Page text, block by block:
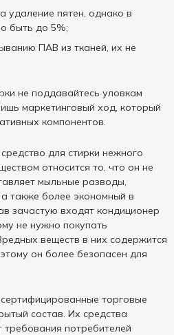
удаление пятен, однако в
быть до 5%;
ПАВ из тканей, их не
не поддавайтесь уловкам
маркетинговый ход, который
компонентов.
для стирки нежного
относится то, что он не
мыльные разводы,
также более экономный в
зачастую входят кондиционер
не нужно покупать
веществ в них содержится
он более безопасен для
торговые
состав. Их средства
потребителей